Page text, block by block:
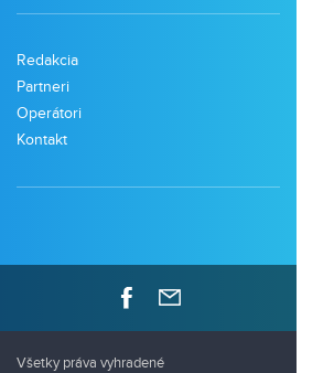
Redakcia
Partneri
Operátori
Kontakt
Všetky práva vyhradené